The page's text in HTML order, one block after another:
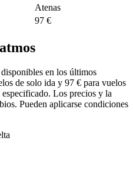
Atenas
97 €
en los últimos
de solo ida y 97 € para vuelos
Los precios y la
Pueden aplicarse condiciones